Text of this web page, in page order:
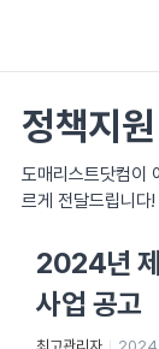
정책지원
도매리스트닷컴이
르게 전달드립니다!
2024년
사업 공고